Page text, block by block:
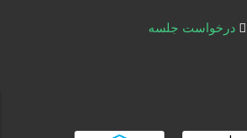
درخواست جلسه